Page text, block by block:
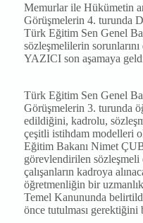
Memurlar ile Hükümetin
Görüşmelerin 4. turunda
Türk Eğitim Sen Genel
sözleşmelilerin
YAZICI son aşamaya
Türk Eğitim Sen Genel
Görüşmelerin 3. turunda
edildiğini, kadrolu,
çeşitli istihdam modelleri
Eğitim Bakanı Nimet
görevlendirilen
çalışanların kadroya
öğretmenliğin bir
Temel Kanununda
önce tutulması gerektiğini